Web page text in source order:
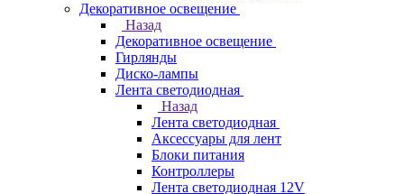
Декоративное освещение
Назад
Декоративное освещение
Гирлянды
Диско-лампы
Лента светодиодная
Назад
Лента светодиодная
Аксессуары для лент
Блоки питания
Контроллеры
Лента светодиодная 12V